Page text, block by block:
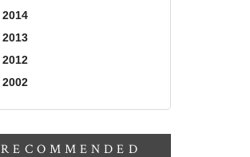
2014
2013
2012
2002
RECOMMENDED